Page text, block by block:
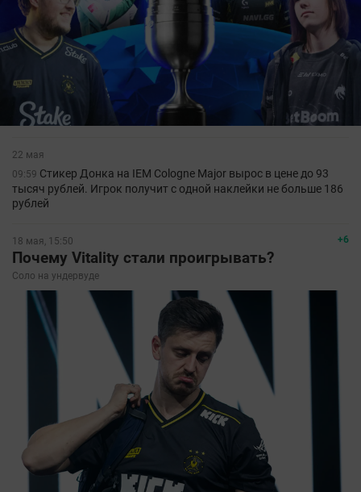
22 мая
09:59 Стикер Донка на IEM Cologne Major вырос в цене до 93
тысяч рублей. Игрок получит с одной наклейки не больше 186
рублей
+6
18 мая, 15:50
Почему Vitality стали проигрывать?
Соло на ундервуде